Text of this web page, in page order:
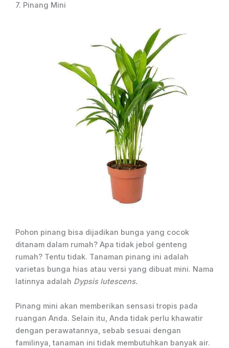
7. Pinang Mini
Pohon pinang bisa dijadikan bunga yang cocok
ditanam dalam rumah? Apa tidak jebol genteng
rumah? Tentu tidak. Tanaman pinang ini adalah
varietas bunga hias atau versi yang dibuat mini. Nama
latinnya adalah Dypsis lutescens.
Pinang mini akan memberikan sensasi tropis pada
ruangan Anda. Selain itu, Anda tidak perlu khawatir
dengan perawatannya, sebab sesuai dengan
familinya, tanaman ini tidak membutuhkan banyak air.